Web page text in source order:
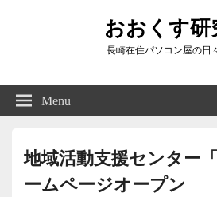
おおくす研
長崎在住パソコン屋の日
Right
Sidebar
Widget
Menu
地域活動支援センター
ームページオープン